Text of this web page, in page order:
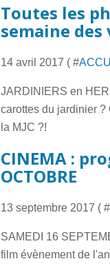
Toutes les
semaine des
14 avril 2017 ( #
JARDINIERS en
carottes du jardinier
la MJC ?!
CINEMA :
OCTOBRE
13 septembre 2017 ( #
SAMEDI 16
film évènement de